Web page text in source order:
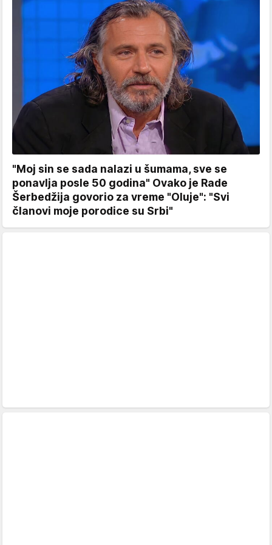
"Moj sin se sada nalazi u šumama, sve se
ponavlja posle 50 godina" Ovako je Rade
Šerbedžija govorio za vreme "Oluje": "Svi
članovi moje porodice su Srbi"